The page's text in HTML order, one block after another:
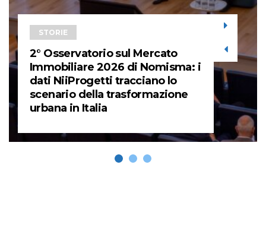
STORIE
2° Osservatorio sul Mercato
Immobiliare 2026 di Nomisma: i
dati NiiProgetti tracciano lo
scenario della trasformazione
urbana in Italia